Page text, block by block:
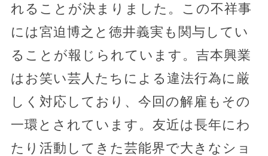
れることが決まりました。この不祥事
には宮迫博之と徳井義実も関与してい
ることが報じられています。吉本興業
はお笑い芸人たちによる違法行為に厳
しく対応しており、今回の解雇もその
一環とされています。友近は長年にわ
たり活動してきた芸能界で大きなショ